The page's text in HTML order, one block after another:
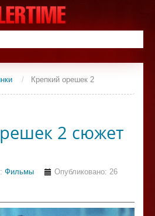
/ Крепкий орешек 2
2 сюжет
Фильмы
Опубликовано: 26